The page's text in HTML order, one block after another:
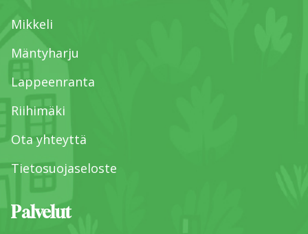
Mikkeli
Mäntyharju
Lappeenranta
Riihimäki
Ota yhteyttä
Tietosuojaseloste
Palvelut